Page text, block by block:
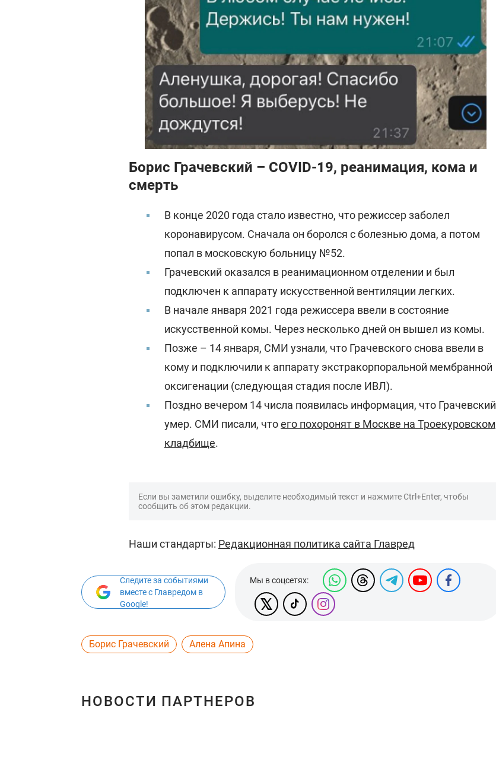
Борис Грачевский – COVID-19, реанимация, кома и
смерть
В конце 2020 года стало известно, что режиссер заболел
коронавирусом. Сначала он боролся с болезнью дома, а потом
попал в московскую больницу №52.
Грачевский оказался в реанимационном отделении и был
подключен к аппарату искусственной вентиляции легких.
В начале января 2021 года режиссера ввели в состояние
искусственной комы. Через несколько дней он вышел из комы.
Позже – 14 января, СМИ узнали, что Грачевского снова ввели в
кому и подключили к аппарату экстракорпоральной мембранной
оксигенации (следующая стадия после ИВЛ).
Поздно вечером 14 числа появилась информация, что Грачевский
умер. СМИ писали, чтоего похоронят в Москве на Троекуровском
кладбище.
Если вы заметили ошибку, выделите необходимый текст и нажмите Ctrl+Enter, чтобы
сообщить об этом редакции.
Наши стандарты: Редакционная политика сайта Главред
Следите за событиями
вместе с Главредом в
Google!
Мы в соцсетях:
Борис Грачевский Алена Апина
НОВОСТИ ПАРТНЕРОВ